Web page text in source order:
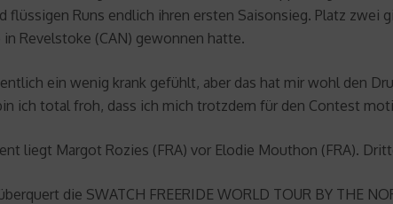
flüssigen Runs endlich ihren ersten Saisonsieg. Platz
in Revelstoke (CAN) gewonnen hatte.
ein wenig krank gefühlt, aber das hat mir wohl den
ich total froh, dass ich mich trotzdem für den Contest
liegt Margot Rozies (FRA) vor Elodie Mouthon (FRA).
die SWATCH FREERIDE WORLD TOUR BY THE